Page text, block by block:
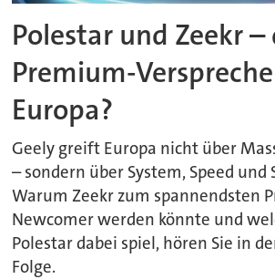
Polestar und Zeekr –
Premium-
Europa?
Geely greift Europa nicht über
– sondern über System, Speed und
Warum Zeekr zum spannendsten
Newcomer werden könnte und
Polestar dabei spiel, hören Sie in
Folge.